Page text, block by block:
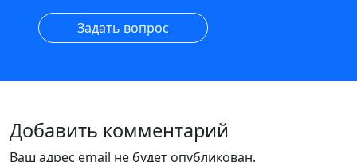
Задать вопрос
Добавить комментарий
Ваш адрес email не будет опубликован.